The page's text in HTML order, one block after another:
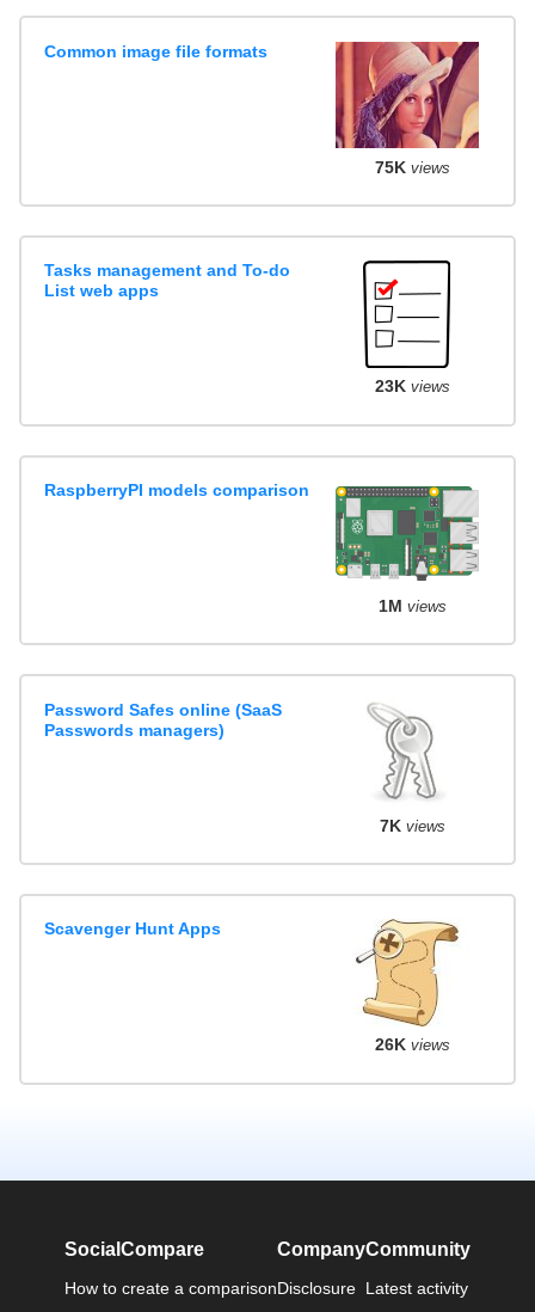
Common image file formats
75K views
Tasks management and To-do
List web apps
23K views
RaspberryPI models comparison
1M views
Password Safes online (SaaS
Passwords managers)
7K views
Scavenger Hunt Apps
26K views
SocialCompare
How to create a comparison
Company
Disclosure
Community
Latest activity